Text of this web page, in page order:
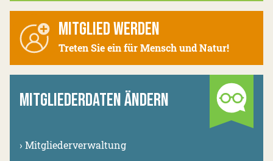
MITGLIED WERDEN
Treten Sie ein für Mensch und Natur!
MITGLIEDERDATEN ÄNDERN
› Mitgliederverwaltung